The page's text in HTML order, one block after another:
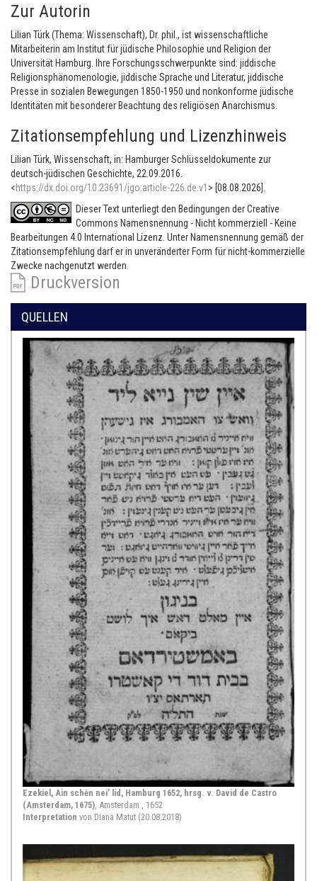
Zur Autorin
Lilian Türk (Thema: Wissenschaft), Dr. phil., ist wissenschaftliche
Mitarbeiterin am Institut für jüdische Philosophie und Religion der
Universität Hamburg. Ihre Forschungsschwerpunkte sind: jiddische
Religionsphänomenologie, jiddische Sprache und Literatur, jiddische
Presse in sozialen Bewegungen 1850-1950 und nonkonforme jüdische
Identitäten mit besonderer Beachtung des religiösen Anarchismus.
Zitationsempfehlung und Lizenzhinweis
Lilian Türk, Wissenschaft, in: Hamburger Schlüsseldokumente zur
deutsch-jüdischen Geschichte, 22.09.2016.
<https://dx.doi.org/10.23691/jgo:article-226.de.v1 > [08.08.2026].
Dieser Text unterliegt den Bedingungen der Creative
Commons Namensnennung - Nicht kommerziell - Keine
Bearbeitungen 4.0 International Lizenz. Unter Namensnennung gemäß der
Zitationsempfehlung darf er in unveränderter Form für nicht-kommerzielle
Zwecke nachgenutzt werden.
Druckversion
QUELLEN
Ezekiel, Ain schėn nei’ lid, Hamburg 1652, hrsg. v. David de Castro
(Amsterdam, 1675), Amsterdam , 1652
Interpretation von Diana Matut (20.08.2018)